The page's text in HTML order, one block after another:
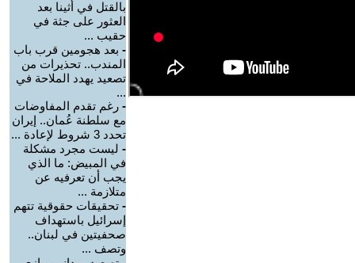
بالقتل في أثينا بعد
العثور على جثة في
حقيب ...
- بعد هجومين قرب باب
المندب.. تحذيرات من
تصعيد يهدد الملاحة في
...
- رغم تقدم المفاوضات
مع سلطنة عُمان.. إيران
تحدد 3 شروط لإعادة ...
- ليست مجرد مشكلة
في المبيض: ما الذي
يجب أن تعرفيه عن
متلازمة ...
- تحقيقات حقوقية تتهم
إسرائيل باستهداف
صحفيتين في لبنان..
وتصف ...